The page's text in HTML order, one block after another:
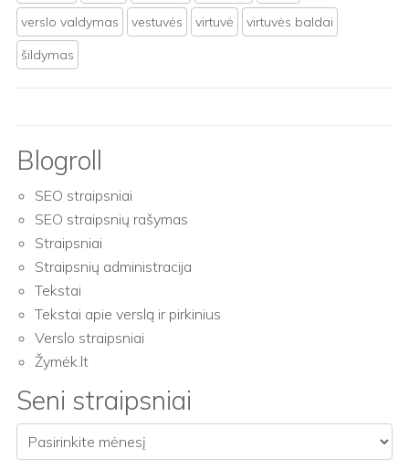
verslo valdymas
vestuvės virtuvė
virtuvės baldai
šildymas
Blogroll
SEO straipsniai
SEO straipsnių rašymas
Straipsniai
Straipsnių administracija
Tekstai
Tekstai apie verslą ir pirkinius
Verslo straipsniai
Žymėk.lt
Seni straipsniai
Seni straipsniai